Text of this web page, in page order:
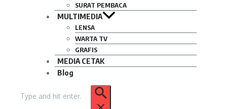
SURAT PEMBACA
MULTIMEDIA
LENSA
WARTA TV
GRAFIS
MEDIA CETAK
Blog
untuk: